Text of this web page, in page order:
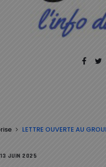
LETTRE OUVERTE AU
13 JUIN 2025